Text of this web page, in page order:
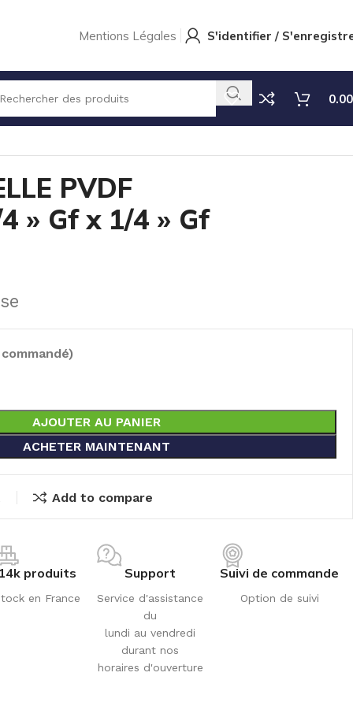
Mentions Légales S'identifier /
0.00
PVDF
» Gf x 1/4 » Gf
AJOUTER AU PANIER
ACHETER MAINTENANT
Add to compare
produits
en France
Support
Service d'assistance
du
lundi au vendredi
durant nos
horaires d'ouverture
Suivi de commande
Option de suivi